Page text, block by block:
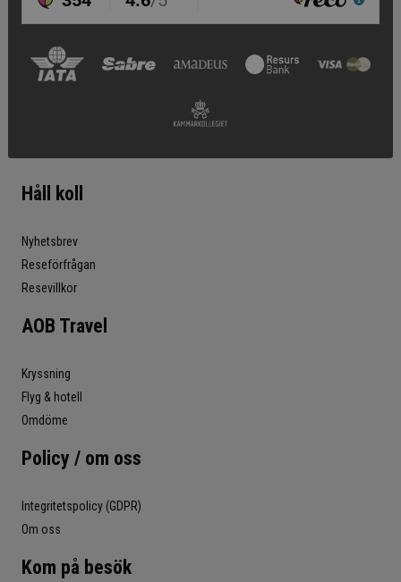
Håll koll
Nyhetsbrev
Reseförfrågan
Resevillkor
AOB Travel
Kryssning
Flyg & hotell
Omdöme
Policy / om oss
Integritetspolicy (GDPR)
Om oss
Kom på besök